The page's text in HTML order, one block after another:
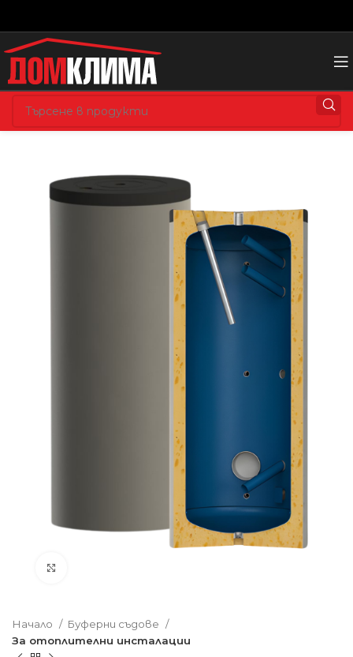
Начало
Буферни съдове
За отоплителни инсталации